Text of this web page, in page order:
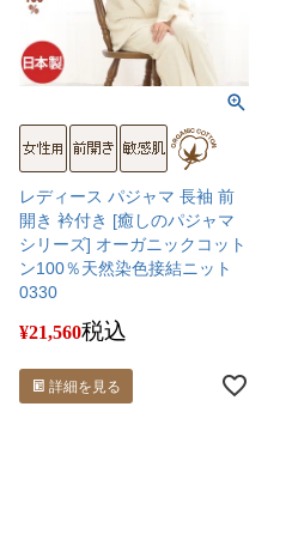
レディース パジャマ 長袖 前
開き 衿付き [癒しのパジャマ
シリーズ] オーガニックコット
ン100％天然染色接結ニット
0330
¥21,560税込
詳細を見る